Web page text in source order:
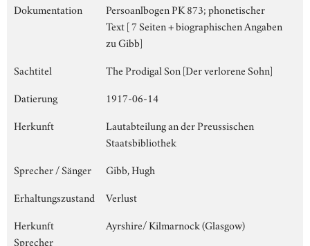
Dokumentation
Persoanlbogen PK 873; phonetischer
Text [ 7 Seiten + biographischen Angaben
zu Gibb]
Sachtitel
The Prodigal Son [Der verlorene Sohn]
Datierung
1917-06-14
Herkunft
Lautabteilung an der Preussischen
Staatsbibliothek
Sprecher / Sänger
Gibb, Hugh
Erhaltungszustand
Verlust
Herkunft
Sprecher
Ayrshire/ Kilmarnock (Glasgow)